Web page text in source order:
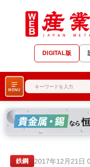
DIGITAL版
MENU
鉄鋼 2017年12月21日